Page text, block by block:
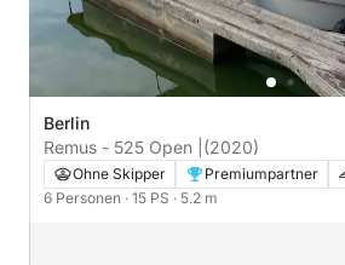
Berlin
Remus - 525 Open | (2020)
Ohne Skipper Premiumpartner
6 Personen · 15 PS · 5.2 m